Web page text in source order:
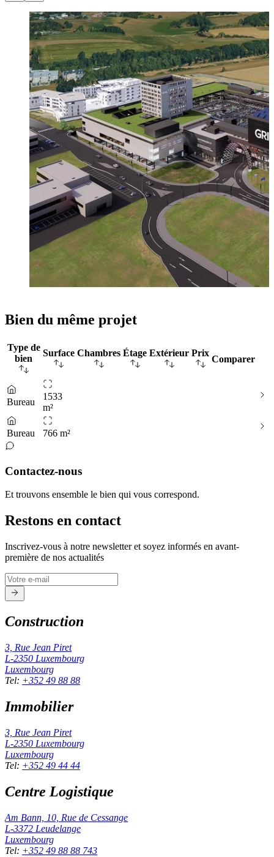
Bien du même projet
Type de
bien
Surface Chambres Étage Extérieur Prix
Comparer
Bureau
1533
m²
Bureau 766 m²
Contactez-nous
Et trouvons ensemble le bien qui vous correspond.
Restons en contact
Inscrivez-vous à notre newsletter et soyez informés en avant-
première de nos actualités
Construction
3, Rue Jean Piret
L-2350 Luxembourg
Luxembourg
Tel: +352 49 88 88
Immobilier
3, Rue Jean Piret
L-2350 Luxembourg
Luxembourg
Tel: +352 49 44 44
Centre Logistique
Am Bann, 10, Rue de Cessange
L-3372 Leudelange
Luxembourg
Tel: +352 49 88 88 743